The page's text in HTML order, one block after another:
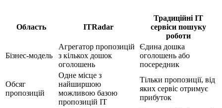
Область ITRadar
Традиційні IT
сервіси пошуку
роботи
Бізнес-модель
Агрегатор пропозицій
з кількох дошок
оголошень
Єдина дошка
оголошень або
посередник
Обсяг
пропозицій
Одне місце з
найширшою
можливою базою
пропозицій IT
Тільки пропозиції, від
яких сервіс отримує
прибуток